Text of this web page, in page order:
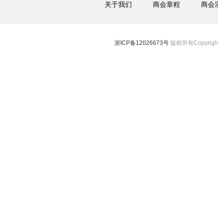
关于我们 商会章程 商会
浙ICP备12026673号 版权所有